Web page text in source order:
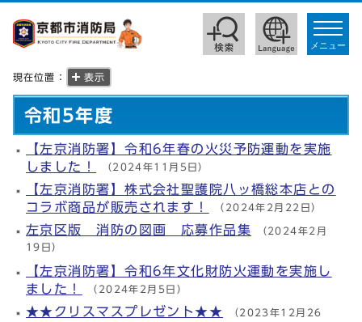
toggle
メニュー
現在位置： 表示
令和5年度
【左京消防署】令和6年春の火災予防運動を実施
しました！ （2024年11月5日）
【左京消防署】株式会社聖護院八ッ橋総本店との
コラボ商品が販売されます！ （2024年2月22日）
左京区版 消防の図画 応募作品集 （2024年2月
19日）
【左京消防署】令和6年文化財防火運動を実施し
ました！ （2024年2月5日）
★★クリスマスプレゼント★★ （2023年12月26